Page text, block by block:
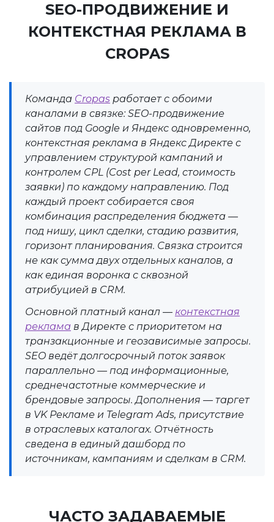
SEO-ПРОДВИЖЕНИЕ И
КОНТЕКСТНАЯ РЕКЛАМА В
CROPAS
Команда Cropas работает с обоими
каналами в связке: SEO-продвижение
сайтов под Google и Яндекс одновременно,
контекстная реклама в Яндекс Директе с
управлением структурой кампаний и
контролем CPL (Cost per Lead, стоимость
заявки) по каждому направлению. Под
каждый проект собирается своя
комбинация распределения бюджета —
под нишу, цикл сделки, стадию развития,
горизонт планирования. Связка строится
не как сумма двух отдельных каналов, а
как единая воронка с сквозной
атрибуцией в CRM.
Основной платный канал — контекстная
реклама в Директе с приоритетом на
транзакционные и геозависимые запросы.
SEO ведёт долгосрочный поток заявок
параллельно — под информационные,
среднечастотные коммерческие и
брендовые запросы. Дополнения — таргет
в VK Рекламе и Telegram Ads, присутствие
в отраслевых каталогах. Отчётность
сведена в единый дашборд по
источникам, кампаниям и сделкам в CRM.
ЧАСТО ЗАДАВАЕМЫЕ